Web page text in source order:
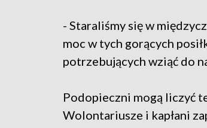
- Staraliśmy się w
moc w tych gorących
potrzebujących wziąć do
Podopieczni mogą liczyć
Wolontariusze i kapłani